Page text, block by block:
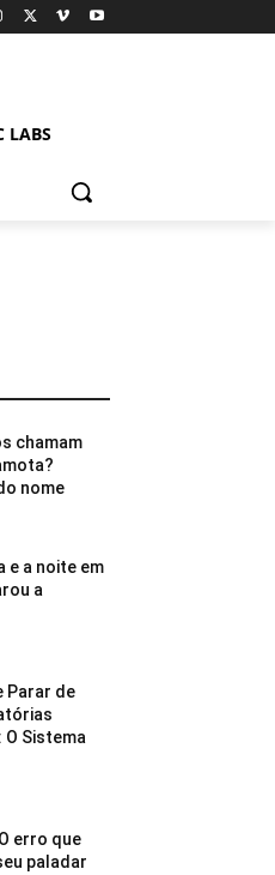
LABS
chamam
nome
e a noite em
a
Parar de
O Sistema
erro que
paladar